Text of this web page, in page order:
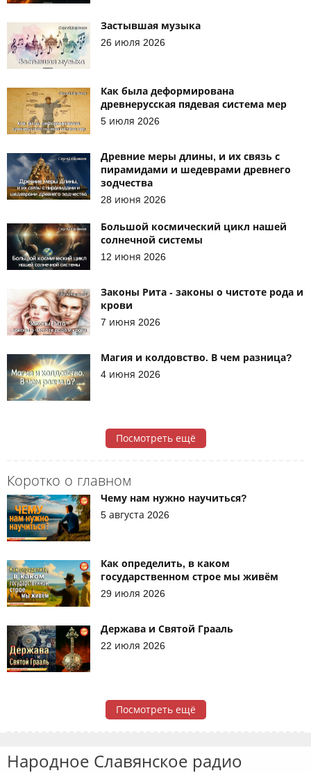
Коротко о главном
Чему нам нужно научиться?
5 августа 2026
Как определить, в каком
государственном строе мы живём
29 июля 2026
Держава и Святой Грааль
22 июля 2026
Посмотреть ещё
Застывшая музыка
26 июля 2026
Как была деформирована
древнерусская пядевая система мер
5 июля 2026
Древние меры длины, и их связь с
пирамидами и шедеврами древнего
зодчества
28 июня 2026
Большой космический цикл нашей
солнечной системы
12 июня 2026
Законы Рита - законы о чистоте рода и
крови
7 июня 2026
Магия и колдовство. В чем разница?
4 июня 2026
Посмотреть ещё
Народное Славянское радио